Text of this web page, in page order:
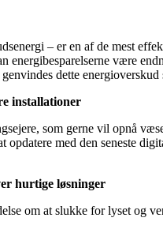
– er en af de mest
være
dette
installationer
som gerne vil opnå
opdatere med den seneste
hurtige løsninger
om at slukke for lyset og